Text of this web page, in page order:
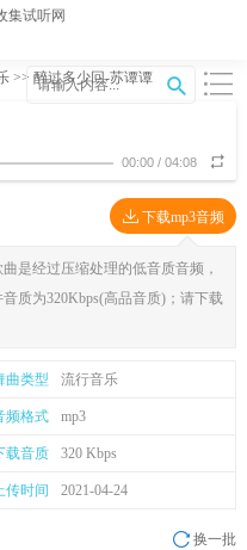
>> 醉过多少回-苏谭谭
00:00 /04:08
下载mp3音频
是经过压缩处理的低音质音频，
质为320Kbps(高品音质)；请下载
曲类型 流行音乐
频格式 mp3
载音质 320 Kbps
传时间 2021-04-24
换一批